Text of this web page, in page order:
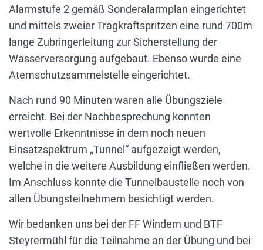
Alarmstufe 2 gemäß Sonderalarmplan eingerichtet
und mittels zweier Tragkraftspritzen eine rund 700m
lange Zubringerleitung zur Sicherstellung der
Wasserversorgung aufgebaut. Ebenso wurde eine
Atemschutzsammelstelle eingerichtet.
Nach rund 90 Minuten waren alle Übungsziele
erreicht. Bei der Nachbesprechung konnten
wertvolle Erkenntnisse in dem noch neuen
Einsatzspektrum „Tunnel“ aufgezeigt werden,
welche in die weitere Ausbildung einfließen werden.
Im Anschluss konnte die Tunnelbaustelle noch von
allen Übungsteilnehmern besichtigt werden.
Wir bedanken uns bei der FF Windern und BTF
Steyrermühl für die Teilnahme an der Übung und bei